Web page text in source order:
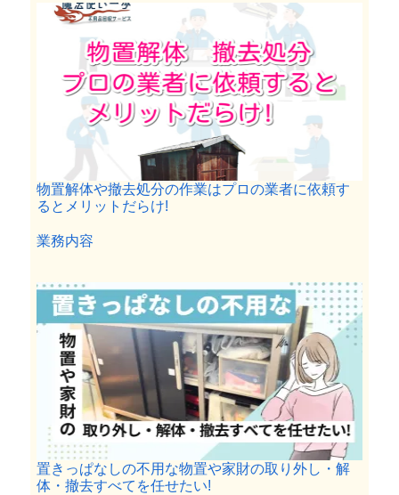
物置解体や撤去処分の作業はプロの業者に依頼す
るとメリットだらけ!
関連理由
業務内容
置きっぱなしの不用な物置や家財の取り外し・解
体・撤去すべてを任せたい!